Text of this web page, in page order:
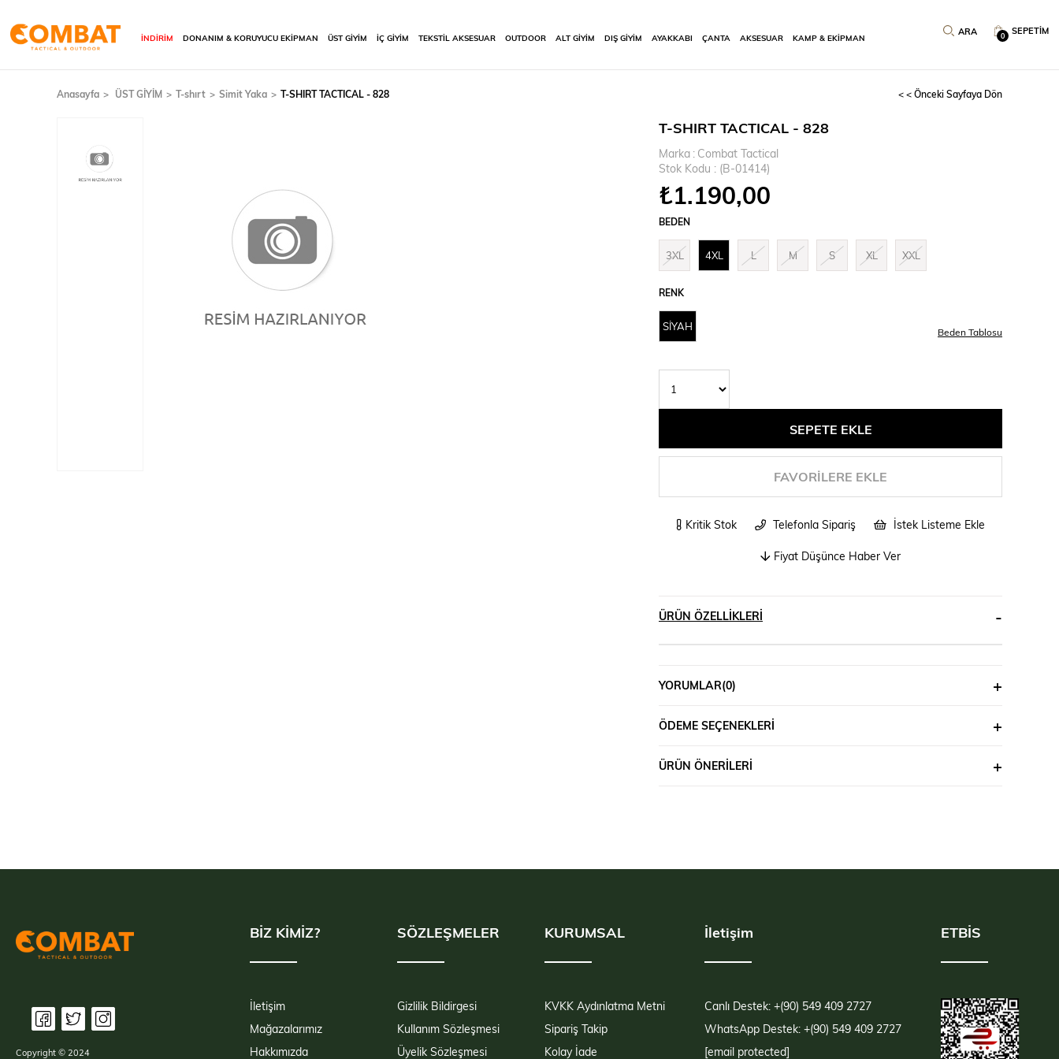
SEPETIM
0
İNDİRİM DONANIM & KORUYUCU EKİPMAN ÜST GİYİM İÇ GİYİM TEKSTİL AKSESUAR OUTDOOR ALT GİYİM DIŞ GİYİM AYAKKABI ÇANTA AKSESUAR KAMP & EKİPMAN
Anasayfa ÜST GİYİM T-shırt Simit Yaka T-SHIRT TACTICAL - 828 < < Önceki Sayfaya Dön
T-SHIRT TACTICAL - 828
Marka : Combat Tactical
Stok Kodu
(B-01414)
₺1.190,00
BEDEN
3XL 4XL L M S XL XXL
RENK
SİYAH Beden Tablosu
FAVORILERE EKLE
Kritik Stok Telefonla Sipariş İstek Listeme Ekle
Fiyat Düşünce Haber Ver
ÜRÜN ÖZELLIKLERI
YORUMLAR(0)
ÖDEME SEÇENEKLERI
ÜRÜN ÖNERILERI
BİZ KİMİZ?
İletişim
Mağazalarımız
Hakkımızda
SÖZLEŞMELER
Gizlilik Bildirgesi
Kullanım Sözleşmesi
Üyelik Sözleşmesi
KURUMSAL
KVKK Aydınlatma Metni
Sipariş Takip
Kolay İade
İletişim
Canlı Destek: +(90) 549 409 2727
WhatsApp Destek: +(90) 549 409 2727
[email protected]
ETBİS
Copyright © 2024